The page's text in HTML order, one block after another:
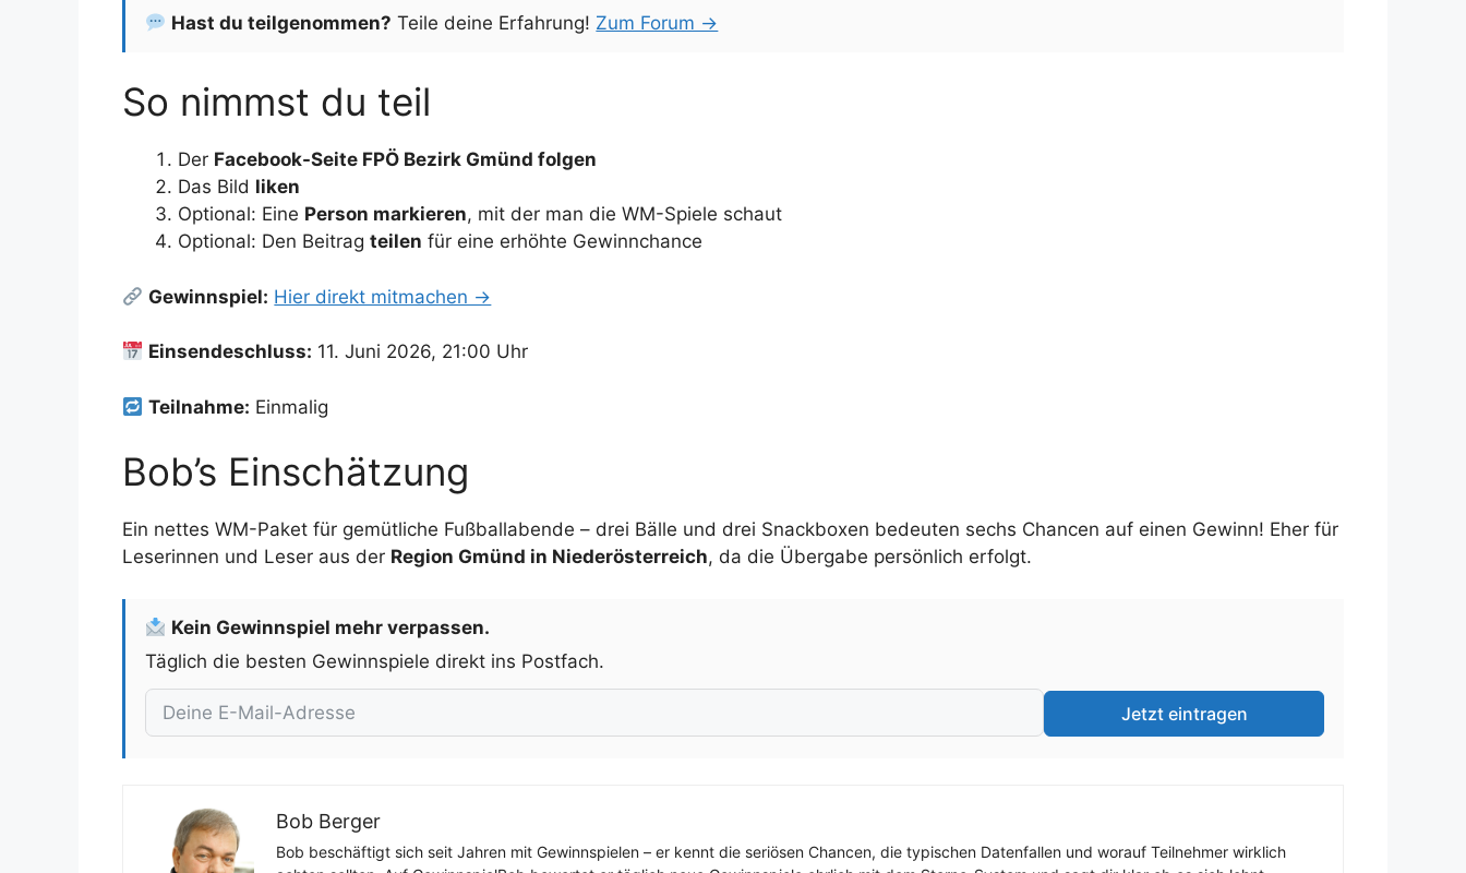
Hast du teilgenommen? Teile deine Erfahrung! Zum Forum →
So nimmst du teil
Der Facebook-Seite FPÖ Bezirk Gmünd folgen
Das Bild liken
Optional: Eine Person markieren, mit der man die WM-Spiele schaut
Optional: Den Beitrag teilen für eine erhöhte Gewinnchance
Gewinnspiel: Hier direkt mitmachen →
Einsendeschluss: 11. Juni 2026, 21:00 Uhr
Teilnahme: Einmalig
Bob’s Einschätzung
Ein nettes WM-Paket für gemütliche Fußballabende – drei Bälle und drei Snackboxen bedeuten sechs Chancen auf einen Gewinn! Eher für
Leserinnen und Leser aus der Region Gmünd in Niederösterreich, da die Übergabe persönlich erfolgt.
Kein Gewinnspiel mehr verpassen.
Täglich die besten Gewinnspiele direkt ins Postfach.
Jetzt eintragen
Bob Berger
Bob beschäftigt sich seit Jahren mit Gewinnspielen – er kennt die seriösen Chancen, die typischen Datenfallen und worauf Teilnehmer wirklich